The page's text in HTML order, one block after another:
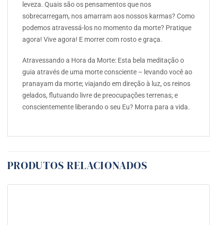
leveza. Quais são os pensamentos que nos
sobrecarregam, nos amarram aos nossos karmas? Como
podemos atravessá-los no momento da morte? Pratique
agora! Vive agora! E morrer com rosto e graça.
Atravessando a Hora da Morte: Esta bela meditação o
guia através de uma morte consciente – levando você ao
pranayam da morte; viajando em direção à luz, os reinos
gelados, flutuando livre de preocupações terrenas; e
conscientemente liberando o seu Eu? Morra para a vida.
PRODUTOS RELACIONADOS